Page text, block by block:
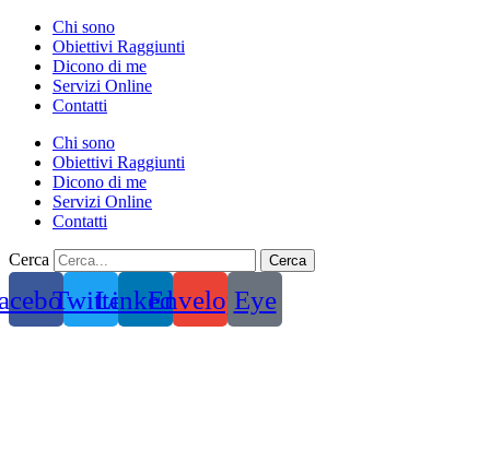
contenuto
Chi sono
Obiettivi Raggiunti
Dicono di me
Servizi Online
Contatti
Chi sono
Obiettivi Raggiunti
Dicono di me
Servizi Online
Contatti
Cerca Cerca
TwitterLinkedinEnvelopeEye